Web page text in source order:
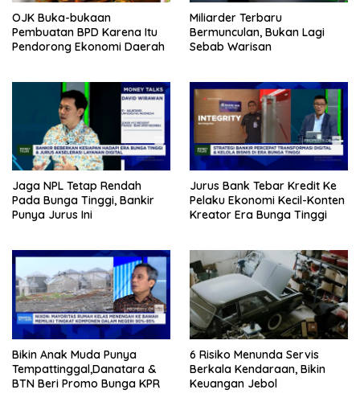
OJK Buka-bukaan
Pembuatan BPD Karena Itu
Pendorong Ekonomi Daerah
Miliarder Terbaru
Bermunculan, Bukan Lagi
Sebab Warisan
Jaga NPL Tetap Rendah
Pada Bunga Tinggi, Bankir
Punya Jurus Ini
Jurus Bank Tebar Kredit Ke
Pelaku Ekonomi Kecil-Konten
Kreator Era Bunga Tinggi
Bikin Anak Muda Punya
Tempattinggal,Danatara &
BTN Beri Promo Bunga KPR
6 Risiko Menunda Servis
Berkala Kendaraan, Bikin
Keuangan Jebol